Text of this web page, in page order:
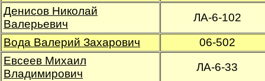
Денисов Николай
Валерьевич
ЛА-6-102
Вода Валерий Захарович
06-502
Евсеев Михаил
Владимирович
ЛА-6-33